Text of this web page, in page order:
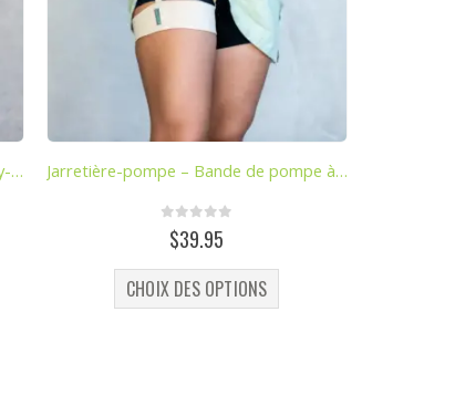
Paquet de 3 ceintures Ezy-view Comfy-pump Jarretière-pompe – Bande de pompe à diabète
out of 5
$39.95
CHOIX DES OPTIONS
Ce produit a plusieurs variations. Les options peuvent être choisies sur la page du produit